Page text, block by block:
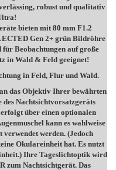
robust und qualitativ
bieten mit 80 mm F1.2
Gen 2+ grün Bildröhre
Beobachtungen auf große
in Wald & Feld geeignet!
in Feld, Flur und Wald.
das Objektiv Ihrer bewährten
Nachtsichtvorsatzgeräts
über einen optionalen
kann es wahlweise
werden. (Jedoch
Okulareinheit hat. Es nutzt
Ihre Tageslichtoptik wird
zum Nachtsichtgerät. Das